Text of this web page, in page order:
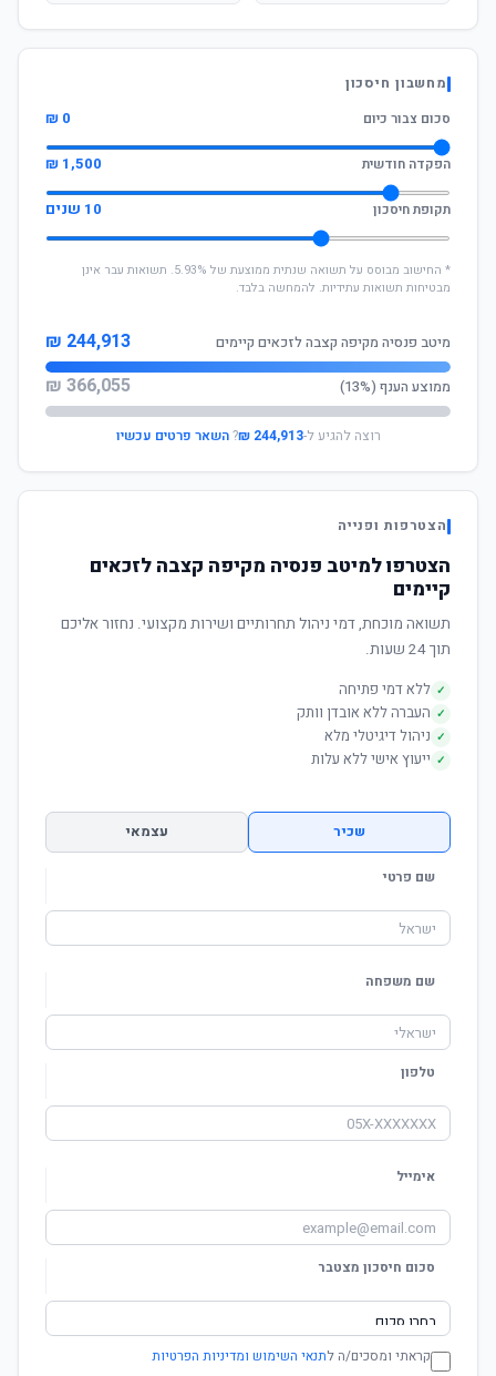
מחשבון חיסכון
סכום צבור כיום
0 ₪
הפקדה חודשית 1,500 ₪
תקופת חיסכון 10 שנים
* החישוב מבוסס על תשואה שנתית ממוצעת של 5.93%. תשואות עבר אינן
מבטיחות תשואות עתידיות. להמחשה בלבד.
מיטב פנסיה מקיפה קצבה לזכאים קיימים 244,913 ₪
ממוצע הענף (13%) 366,055 ₪
רוצה להגיע ל-244,913 ₪
?השאר פרטים עכשיו
הצטרפות ופנייה
הצטרפו למיטב פנסיה מקיפה קצבה לזכאים
קיימים
תשואה מוכחת, דמי ניהול תחרותיים ושירות מקצועי. נחזור אליכם
תוך 24 שעות.
✓ ללא דמי פתיחה
✓ העברה ללא אובדן וותק
✓ ניהול דיגיטלי מלא
✓ ייעוץ אישי ללא עלות
שכיר עצמאי
שם פרטי
שם משפחה
טלפון
אימייל
סכום חיסכון מצטבר
קראתי ומסכים/ה לתנאי השימוש ומדיניות הפרטיות